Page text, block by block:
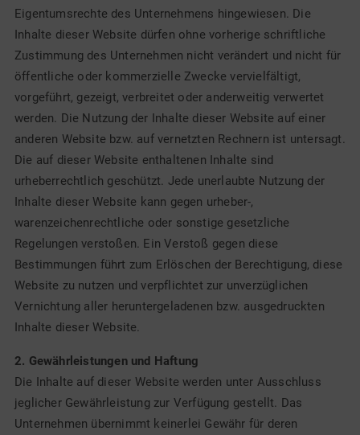
Eigentumsrechte des Unternehmens hingewiesen. Die
Inhalte dieser Website dürfen ohne vorherige schriftliche
Zustimmung des Unternehmen nicht verändert und nicht für
öffentliche oder kommerzielle Zwecke vervielfältigt,
vorgeführt, gezeigt, verbreitet oder anderweitig verwertet
werden. Die Nutzung der Inhalte dieser Website auf einer
anderen Website bzw. auf vernetzten Rechnern ist untersagt.
Die auf dieser Website enthaltenen Inhalte sind
urheberrechtlich geschützt. Jede unerlaubte Nutzung der
Inhalte dieser Website kann gegen urheber-,
warenzeichenrechtliche oder sonstige gesetzliche
Regelungen verstoßen. Ein Verstoß gegen diese
Bestimmungen führt zum Erlöschen der Berechtigung, diese
Website zu nutzen und verpflichtet zur unverzüglichen
Vernichtung aller heruntergeladenen bzw. ausgedruckten
Inhalte dieser Website.
2. Gewährleistungen und Haftung
Die Inhalte auf dieser Website werden unter Ausschluss
jeglicher Gewährleistung zur Verfügung gestellt. Das
Unternehmen übernimmt keinerlei Gewähr für deren